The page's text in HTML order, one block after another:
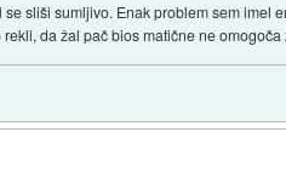
sliši sumljivo. Enak problem sem
da žal pač bios matične ne